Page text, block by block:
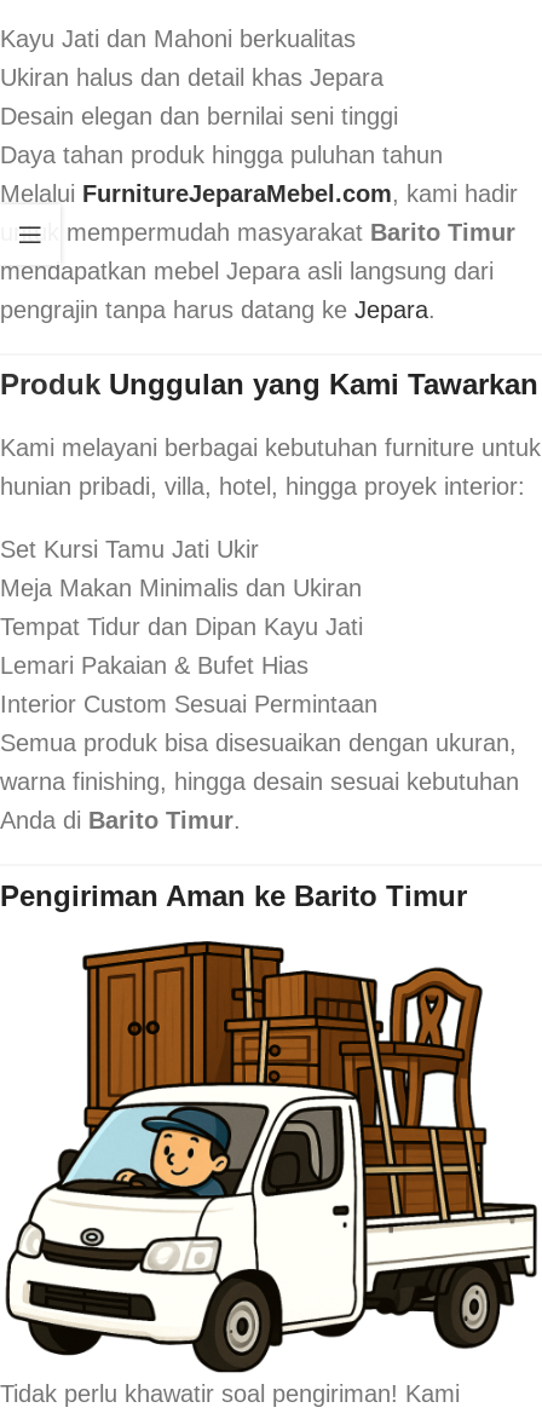
Kayu Jati dan Mahoni berkualitas
Ukiran halus dan detail khas Jepara
Desain elegan dan bernilai seni tinggi
Daya tahan produk hingga puluhan tahun
Melalui FurnitureJeparaMebel.com, kami hadir
untuk mempermudah masyarakat Barito Timur
mendapatkan mebel Jepara asli langsung dari
pengrajin tanpa harus datang ke Jepara.
Produk Unggulan yang Kami Tawarkan
Kami melayani berbagai kebutuhan furniture untuk
hunian pribadi, villa, hotel, hingga proyek interior:
Set Kursi Tamu Jati Ukir
Meja Makan Minimalis dan Ukiran
Tempat Tidur dan Dipan Kayu Jati
Lemari Pakaian & Bufet Hias
Interior Custom Sesuai Permintaan
Semua produk bisa disesuaikan dengan ukuran,
warna finishing, hingga desain sesuai kebutuhan
Anda di Barito Timur.
Pengiriman Aman ke Barito Timur
Tidak perlu khawatir soal pengiriman! Kami